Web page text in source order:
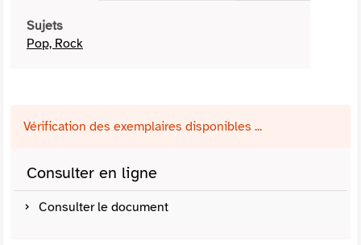
Sujets
Pop, Rock
Vérification des exemplaires disponibles ...
Consulter en ligne
Consulter le document